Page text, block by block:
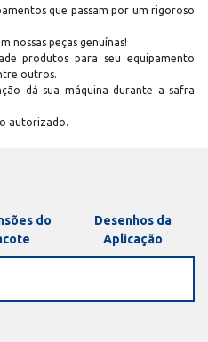
que passam por um rigoroso
nossas peças genuínas!
produtos para seu equipamento
outros.
dá sua máquina durante a safra
autorizado.
do
Desenhos da
Aplicação